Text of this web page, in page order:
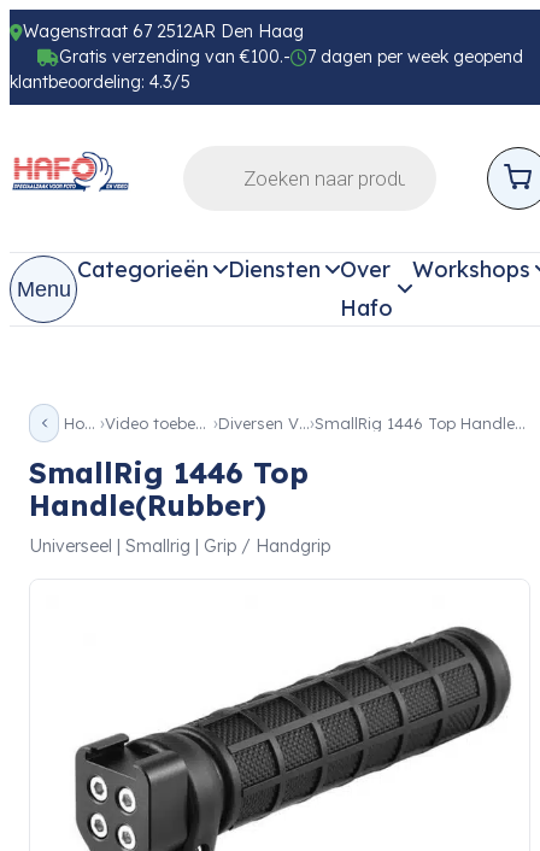
Wagenstraat 67 2512AR Den Haag
Gratis verzending van €100.-
7 dagen per week geopend
klantbeoordeling: 4.3/5
Menu
Categorieën Diensten
Over
Hafo
Workshops
Home Video toebehoren Diversen Video SmallRig 1446 Top Handle(Rubber)
SmallRig 1446 Top
Handle(Rubber)
Universeel | Smallrig | Grip / Handgrip